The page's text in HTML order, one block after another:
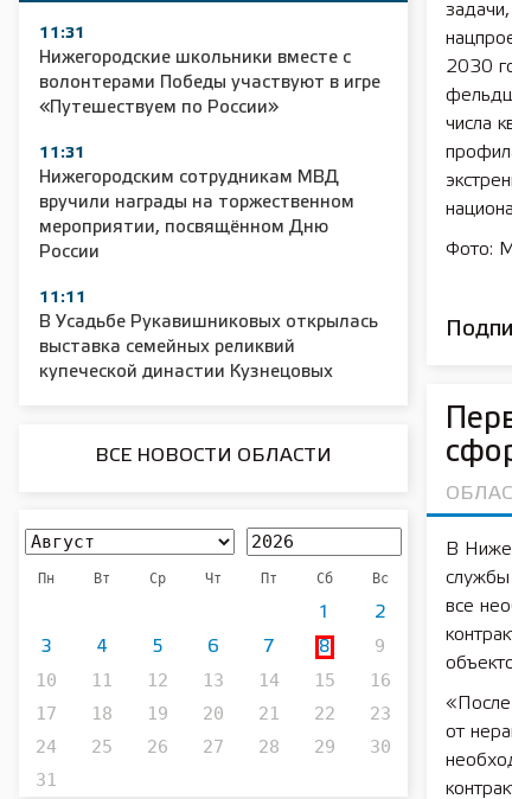
11:31
Нижегородские школьники вместе с
волонтерами Победы участвуют в игре
«Путешествуем по России»
11:31
Нижегородским сотрудникам МВД
вручили награды на торжественном
мероприятии, посвящённом Дню
России
11:11
В Усадьбе Рукавишниковых открылась
выставка семейных реликвий
купеческой династии Кузнецовых
ВСЕ НОВОСТИ ОБЛАСТИ
Пн Вт Ср Чт Пт Сб Вс
1 2
3 4 5 6 7 8
9
10
11 12 13 14 15
16
17
18 19 20 21 22
23
24
25 26 27 28 29
30
31
2030
числа
Фото:
В
все
от